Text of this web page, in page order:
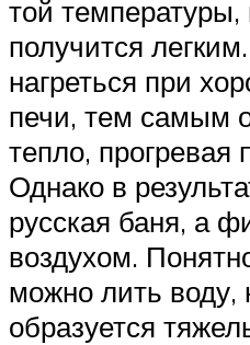
той температуры,
получится
нагреться при
печи, тем самым
тепло,
Однако в
русская баня, а
воздухом.
можно лить воду,
образуется